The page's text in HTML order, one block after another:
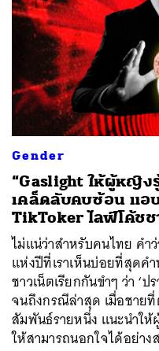
Gender
“Gaslight ให้ผู้หญิง
เคล็ดลับคบซ้อน แอ
TikToker ไลฟ์โค้ช
ไม่แน่ว่าสำหรับคนไทย คำ
แห่งปีที่เราเห็นบ่อยที่สุดค
ชาวเน็ตเรียกกันขำๆ ว่า ‘
จนถึงกรณีล่าสุด เมื่อชาย
สัมพันธ์รายหนึ่ง แนะนำใ
ให้สามารถนอกใจได้อย่าง